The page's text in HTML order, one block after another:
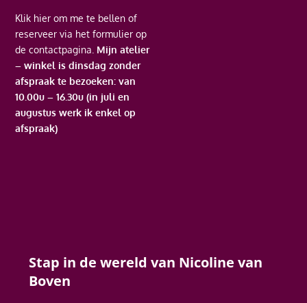
Klik hier om me te bellen of
reserveer via het formulier op
de contactpagina. Mijn atelier
– winkel is dinsdag zonder
afspraak te bezoeken: van
10.00u – 16.30u (in juli en
augustus werk ik enkel op
afspraak)
Stap in de wereld van Nicoline van
Boven